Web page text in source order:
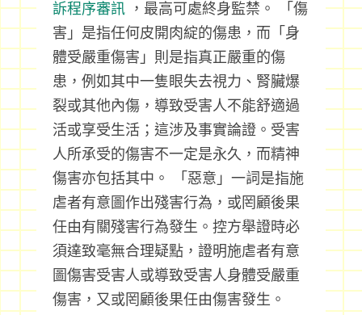
訴程序審訊，最高可處終身監禁。 「傷
害」是指任何皮開肉綻的傷患，而「身
體受嚴重傷害」則是指真正嚴重的傷
患，例如其中一隻眼失去視力、腎臟爆
裂或其他內傷，導致受害人不能舒適過
活或享受生活；這涉及事實論證。受害
人所承受的傷害不一定是永久，而精神
傷害亦包括其中。 「惡意」一詞是指施
虐者有意圖作出殘害行為，或罔顧後果
任由有關殘害行為發生。控方舉證時必
須達致毫無合理疑點，證明施虐者有意
圖傷害受害人或導致受害人身體受嚴重
傷害，又或罔顧後果任由傷害發生。